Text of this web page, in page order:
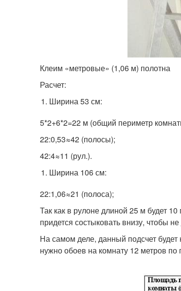
Клеим «метровые» (1,06 м) полотна
Расчет:
Ширина 53 см:
5*2+6*2=22 м (общий периметр
22:0,53≈42 (полосы);
42:4≈11 (рул.).
Ширина 106 см:
22:1,06≈21 (полоса);
Так как в рулоне длиной 25 м будет
придется состыковать внизу, чтобы
На самом деле, данный подсчет
нужно обоев на комнату 12 метров